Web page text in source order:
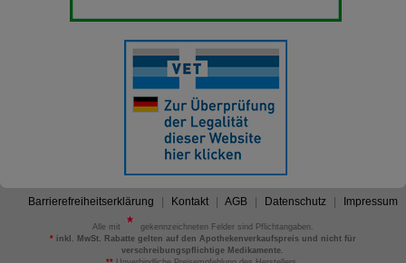
Barrierefreiheitserklärung Kontakt AGB Datenschutz Impressum
Alle mit
gekennzeichneten Felder sind Pflichtangaben.
*inkl. MwSt. Rabatte gelten auf den Apothekenverkaufspreis und nicht für
verschreibungspflichtige Medikamente.